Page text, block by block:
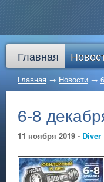
Главная
Главная → Новости →
6-8
11 ноября 2019 - Diver